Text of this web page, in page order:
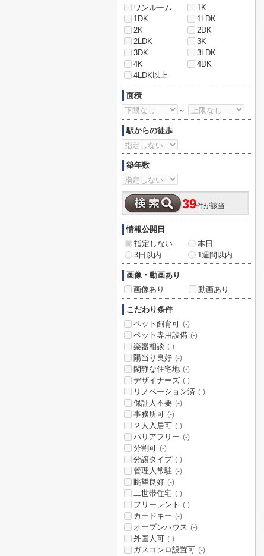
ワンルーム
1K
1DK
1LDK
2K
2DK
2LDK
3K
3DK
3LDK
4K
4DK
4LDK以上
面積
～
駅からの徒歩
築年数
39件が該当
情報公開日
指定しない
本日
3日以内
1週間以内
画像・動画あり
画像あり
動画あり
こだわり条件
ペット飼育可 (-)
ペット専用設備 (-)
楽器相談 (-)
陽当り良好 (-)
閑静な住宅地 (-)
デザイナーズ (-)
リノベーション済 (-)
保証人不要 (-)
事務所可 (-)
２人入居可 (-)
バリアフリー (-)
分割可 (-)
分譲タイプ (-)
管理人常駐 (-)
眺望良好 (-)
二世帯住宅 (-)
フリーレント (-)
カードキー (-)
オープンハウス (-)
外国人可 (-)
ガスコンロ設置可 (-)